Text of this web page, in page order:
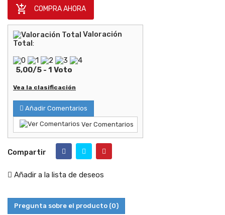
 COMPRA AHORA
Valoración
Total:
5,00/5 - 1 Voto
Vea la clasificación
Añadir Comentarios
Ver Comentarios
Compartir
Añadir a la lista de deseos
Pregunta sobre el producto (0)